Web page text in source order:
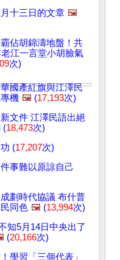
十三日的文章 🖼️
佔胡錦濤地盤！共
江一言堂小胡臉氣
次)
國產紅旗與江澤民
機 🖼️ (17,193次)
文件 江澤民語出絕
(18,473次)
(17,207次)
事難以原諒自己
劃時代協議 布什普
同色 🖼️ (13,994次)
知5月14日中央出了
(20,166次)
學習「三個代表」